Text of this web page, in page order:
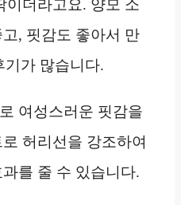
이더라고요. 양모 소
, 핏감도 좋아서 만
기가 많습니다.
여성스러운 핏감을
허리선을 강조하여
를 줄 수 있습니다.